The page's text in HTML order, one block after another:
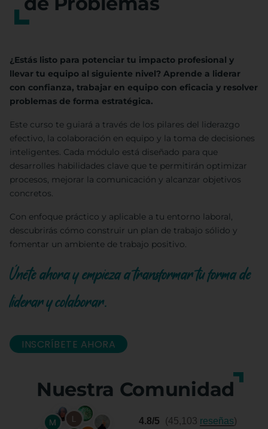
¿Estás listo para potenciar tu impacto profesional y
llevar tu equipo al siguiente nivel? Aprende a liderar
con confianza, trabajar en equipo con eficacia y resolver
problemas de forma estratégica.
Este curso te guiará a través de los pilares del liderazgo
efectivo, la colaboración en equipo y la toma de decisiones
inteligentes. Cada módulo está diseñado para que
desarrolles habilidades clave que te permitirán optimizar
procesos, mejorar la comunicación y alcanzar objetivos
concretos.
Con enfoque práctico y aplicable a tu entorno laboral,
descubrirás cómo construir un plan de trabajo sólido y
fomentar un ambiente de trabajo positivo.
Únete ahora y empieza a transformar tu forma de
liderar y colaborar.
INSCRÍBETE AHORA
Nuestra Comunidad
4.8/5 (45,103 reseñas)